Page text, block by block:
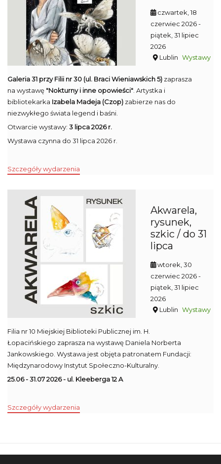
czwartek, 18
czerwiec 2026-
piątek, 31 lipiec
2026
Lublin Wystawy
Galeria 31 przy Filii nr 30 (ul. Braci Wieniawskich 5) zaprasza
na wystawę "Nokturny i inne opowieści" . Artystka i
bibliotekarka Izabela Madeja (Czop) zabierze nas do
niezwykłego świata legend i baśni.
Otwarcie wystawy: 3 lipca 2026 r.
Wystawa czynna do 31 lipca 2026 r.
Szczegóły wydarzenia
Akwarela,
rysunek,
szkic / do 31
lipca
wtorek, 30
czerwiec 2026-
piątek, 31 lipiec
2026
Lublin Wystawy
Filia nr 10 Miejskiej Biblioteki Publicznej im. H.
Łopacińskiego zaprasza na wystawę Daniela Norberta
Jankowskiego. Wystawa jest objęta patronatem Fundacji:
Międzynarodowy Instytut Społeczno-Kulturalny.
25.06 - 31.07 2026 - ul. Kleeberga 12 A
Szczegóły wydarzenia